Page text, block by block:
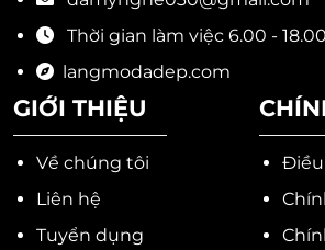
Thời gian làm việc 6.00 -
langmodadep.com
GIỚI THIỆU
Về chúng tôi
Liên hệ
Tuyển dụng
Điều